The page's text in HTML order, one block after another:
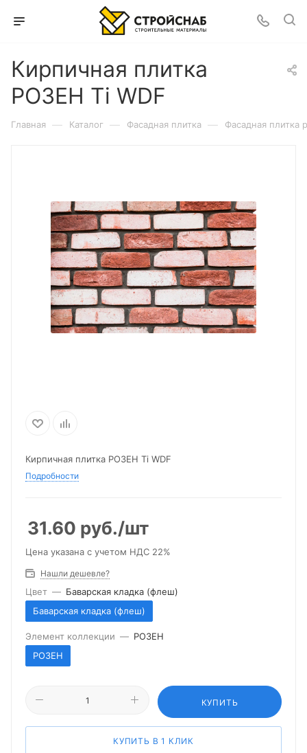
Кирпичная плитка
РОЗЕН Ti WDF
Главная — Каталог — Фасадная плитка — Фасадная плитка
Кирпичная плитка РОЗЕН Ti WDF
Подробности
31.60 руб./шт
Цена указана с учетом НДС 22%
Нашли дешевле?
Цвет — Баварская кладка (флеш)
Баварская кладка (флеш)
Элемент коллекции — РОЗЕН
РОЗЕН
КУПИТЬ
КУПИТЬ В 1 КЛИК